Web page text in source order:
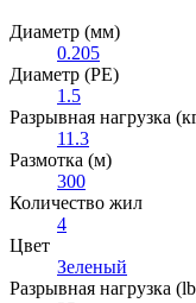
Диаметр (мм)
0.205
Диаметр (PE)
1.5
Разрывная нагрузка
11.3
Размотка (м)
300
Количество жил
4
Цвет
Зеленый
Разрывная нагрузка